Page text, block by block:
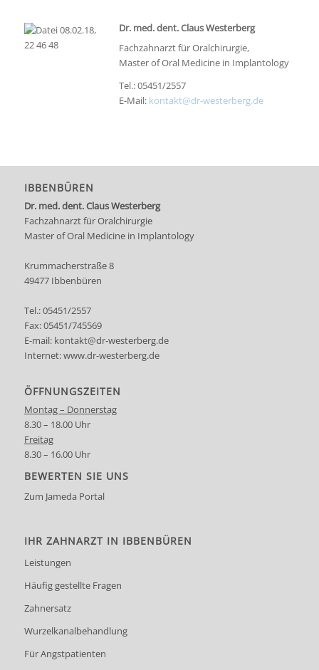
Dr. med. dent. Claus Westerberg
Fachzahnarzt für Oralchirurgie,
Master of Oral Medicine in Implantology
Tel.: 05451/2557
E-Mail: kontakt@dr-westerberg.de
IBBENBÜREN
Dr. med. dent. Claus Westerberg
Fachzahnarzt für Oralchirurgie
Master of Oral Medicine in Implantology
Krummacherstraße 8
49477 Ibbenbüren
Tel.:05451/2557
Fax: 05451/745569
E-mail: kontakt@dr-westerberg.de
Internet:www.dr-westerberg.de
ÖFFNUNGSZEITEN
Montag – Donnerstag
8.30 – 18.00 Uhr
Freitag
8.30 – 16.00 Uhr
BEWERTEN SIE UNS
Zum Jameda Portal
IHR ZAHNARZT IN IBBENBÜREN
Leistungen
Häufig gestellte Fragen
Zahnersatz
Wurzelkanalbehandlung
Für Angstpatienten